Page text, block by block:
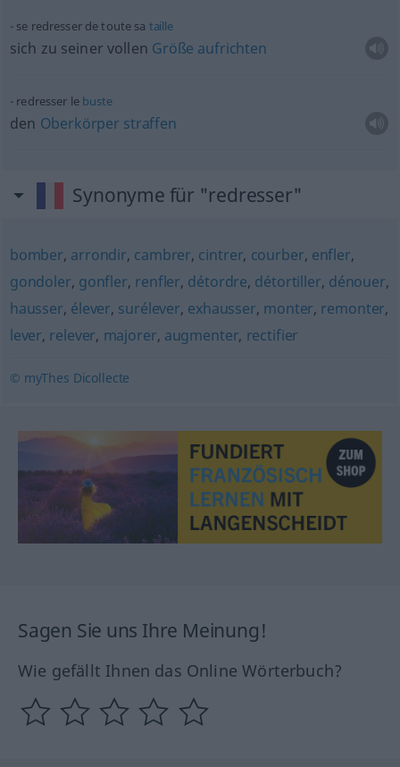
se redresser de toute sa taille
sich zu seiner vollen Größe aufrichten
redresser le buste
den Oberkörper straffen
Synonyme für "redresser"
bomber, arrondir, cambrer, cintrer, courber, enfler,
gondoler, gonfler, renfler, détordre, détortiller, dénouer,
hausser, élever, surélever, exhausser, monter, remonter,
lever, relever, majorer, augmenter, rectifier
© myThes Dicollecte
Sagen Sie uns Ihre Meinung!
Wie gefällt Ihnen das Online Wörterbuch?